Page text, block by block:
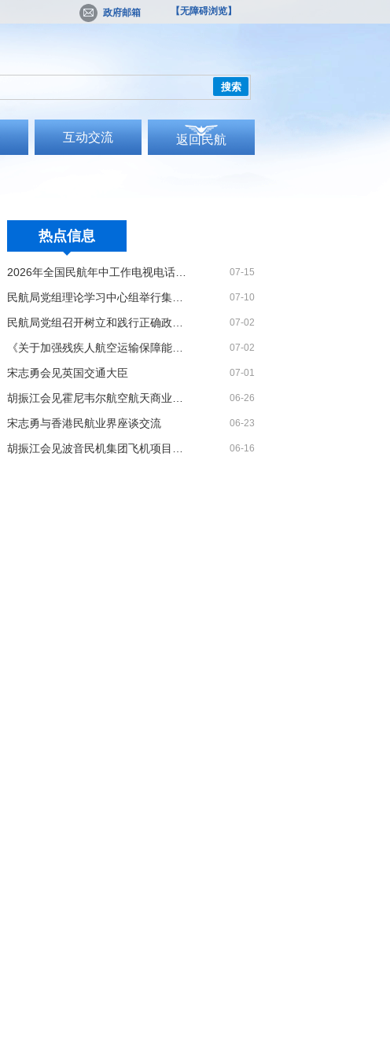
政府邮箱 【无障碍浏览】
搜索
互动交流 返回民航
热点信息
07-15
07-10
07-02
07-02
宋志勇会见英国交通大臣 07-01
06-26
宋志勇与香港民航业界座谈交流 06-23
06-16